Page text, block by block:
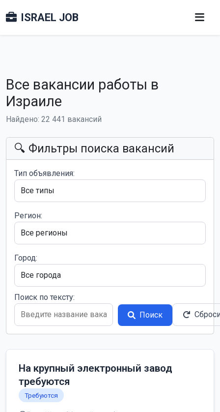
ISRAEL JOB
Все вакансии работы в
Израиле
Найдено: 22 441 вакансий
🔍 Фильтры поиска вакансий
Тип объявления:
Регион:
Город:
Поиск по тексту:
Поиск
На крупный электронный завод
требуются
Требуются